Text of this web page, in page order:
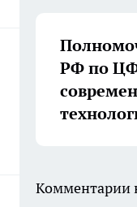
РФ по
Комментарии